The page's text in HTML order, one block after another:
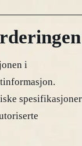
i
spesifikasjoner